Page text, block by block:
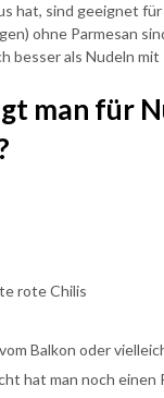
hat, sind geeignet
ohne Parmesan
besser als Nudeln
man für
rote Chilis
Balkon oder
hat man noch einen